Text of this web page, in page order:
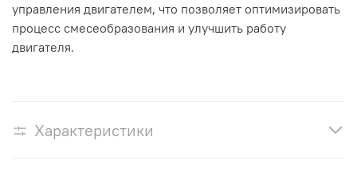
управления двигателем, что позволяет оптимизировать
процесс смесеобразования и улучшить работу
двигателя.
Характеристики